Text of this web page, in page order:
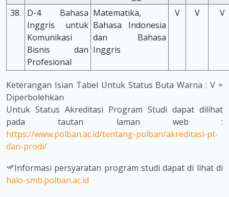
38.
D-4 Bahasa
Inggris untuk
Komunikasi
Bisnis dan
Profesional
Matematika,
Bahasa Indonesia
dan Bahasa
Inggris
V V V
Keterangan Isian Tabel Untuk Status Buta Warna : V =
Diperbolehkan
Untuk Status Akreditasi Program Studi dapat dilihat
pada tautan laman web :
https://www.polban.ac.id/tentang-polban/akreditasi-pt-
dan-prodi/
Informasi persyaratan program studi dapat di lihat di
halo-smb.polban.ac.id